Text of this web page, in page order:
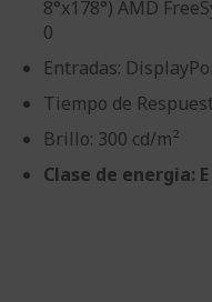
8°x178°) AMD
0
Entradas:
Tiempo de
Brillo: 300 cd/m²
Clase de energia: E